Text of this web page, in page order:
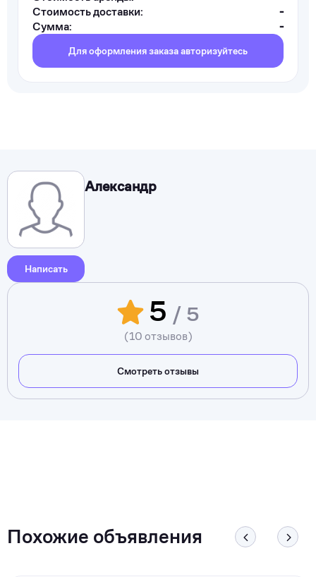
Стоимость доставки:
-
Сумма:
-
Для оформления заказа авторизуйтесь
Написать
Александр
5 / 5
(10 отзывов)
Смотреть отзывы
Похожие объявления